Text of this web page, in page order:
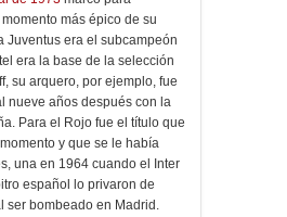
más épico de su
Juventus era el subcampeón
era la base de la selección
su arquero, por ejemplo, fue
nueve años después con la
Para el Rojo fue el título que
y que se le había
una en 1964 cuando el Inter
español lo privaron de
ser bombeado en Madrid.